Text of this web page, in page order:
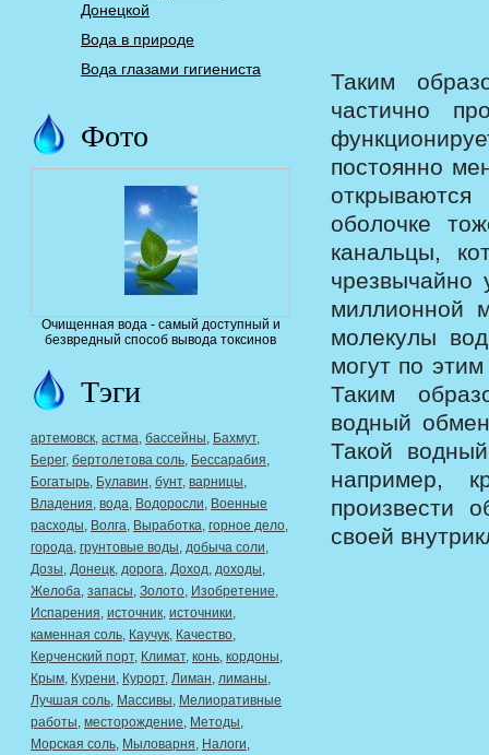
Донецкой
Вода в природе
Вода глазами гигиениста
Фото
Очищенная вода - самый доступный и
безвредный способ вывода токсинов
Тэги
артемовск, астма, бассейны, Бахмут,
Берег, бертолетова соль, Бессарабия,
Богатырь, Булавин, бунт, варницы,
Владения, вода, Водоросли, Военные
расходы, Волга, Выработка, горное дело,
города, грунтовые воды, добыча соли,
Дозы, Донецк, дорога, Доход, доходы,
Желоба, запасы, Золото, Изобретение,
Испарения, источник, источники,
каменная соль, Каучук, Качество,
Керченский порт, Климат, конь, кордоны,
Крым, Курени, Курорт, Лиман, лиманы,
Лучшая соль, Массивы, Мелиоративные
работы, месторождение, Методы,
Морская соль, Мыловарня, Налоги,
Таким
частично
постоянно
оболочке
канальцы,
чрезвычайно
миллионной
молекулы
могут по
Таким
водный
Такой
например,
произвести
своей